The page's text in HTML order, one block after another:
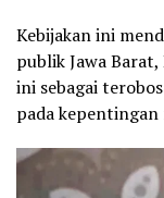
Kebijakan ini
publik Jawa Barat,
ini sebagai
pada